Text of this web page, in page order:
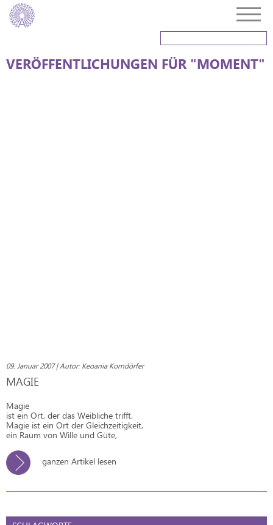
VERÖFFENTLICHUNGEN FÜR "MOMENT"
09. Januar 2007 | Autor: Keoania Korndörfer
MAGIE
Magie
ist ein Ort, der das Weibliche trifft.
Magie ist ein Ort der Gleichzeitigkeit,
ein Raum von Wille und Güte,
ganzen Artikel lesen